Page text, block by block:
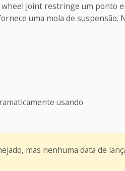
joint restringe um ponto
uma mola de suspensão.
usando
mas nenhuma data de